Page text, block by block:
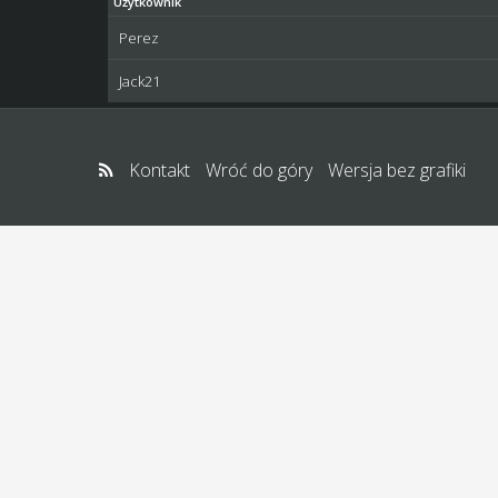
Perez
Jack21
Kontakt Wróć do góry Wersja bez grafiki